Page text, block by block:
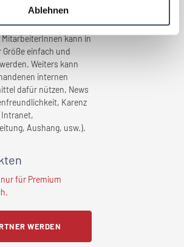
Ablehnen
und ein gesundes
kann in
einfach und
Weiters kann
internen
dafür nützen, News
Karenz
Aushang, usw.).
für Premium
WERDEN